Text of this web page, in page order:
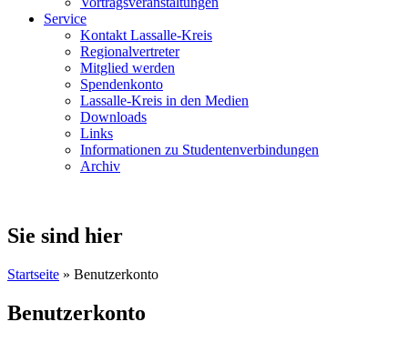
Service
Kontakt Lassalle-Kreis
Regionalvertreter
Mitglied werden
Spendenkonto
Lassalle-Kreis in den Medien
Downloads
Links
Informationen zu Studentenverbindungen
Archiv
Sie sind hier
Startseite » Benutzerkonto
Benutzerkonto